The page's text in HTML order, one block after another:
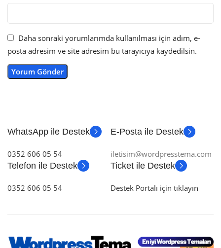
Daha sonraki yorumlarımda kullanılması için adım, e-
posta adresim ve site adresim bu tarayıcıya kaydedilsin.
WhatsApp ile Destek
0352 606 05 54
E-Posta ile Destek
iletisim@wordpresstema.com
Telefon ile Destek
0352 606 05 54
Ticket ile Destek
Destek Portalı için tıklayın